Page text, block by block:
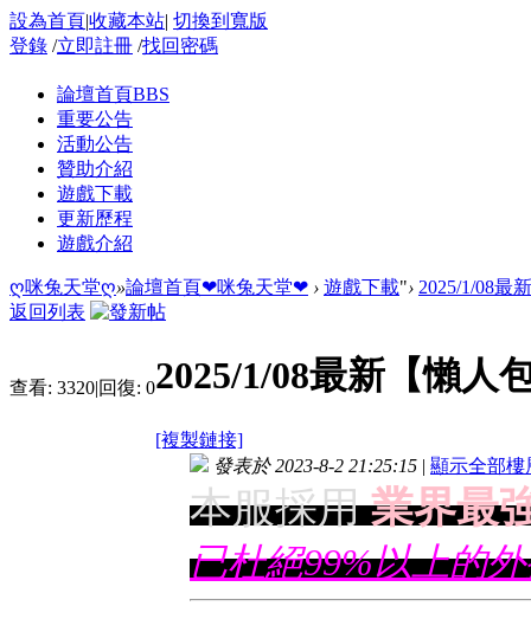
設為首頁|收藏本站| 切換到寬版
登錄 /立即註冊 /找回密碼
論壇首頁BBS
重要公告
活動公告
贊助介紹
遊戲下載
更新歷程
遊戲介紹
ღ咪兔天堂ღ»論壇首頁❤咪兔天堂❤ › 遊戲下載"› 2025/1/08最
返回列表
查看: 3320|回復: 02025/1/08最新【懶人
[複製鏈接]
發表於 2023-8-2 21:25:15 | 顯示全部樓
本服採用業界最
已杜絕99%以上的